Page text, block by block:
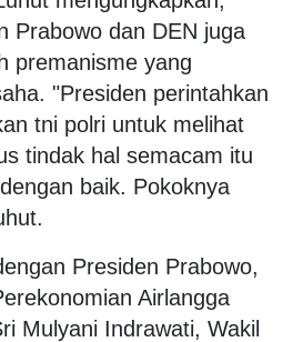
Prabowo dan DEN juga
premanisme yang
"Presiden perintahkan
tni polri untuk melihat
tindak hal semacam itu
baik. Pokoknya
Presiden Prabowo,
Airlangga
Mulyani Indrawati, Wakil